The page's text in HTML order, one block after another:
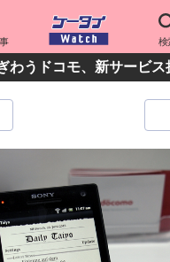
検
わうドコモ、新サービス